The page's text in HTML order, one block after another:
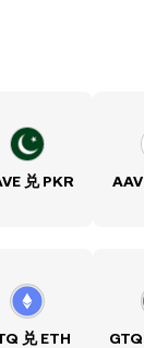
兑 PKR
兑 ETH